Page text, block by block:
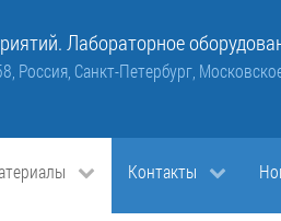
Лабораторное
Россия, Санкт-Петербург,
Контакты